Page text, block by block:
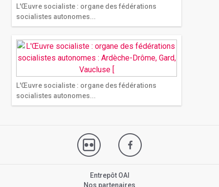
L'Œuvre socialiste : organe des fédérations
socialistes autonomes...
L'Œuvre socialiste : organe des fédérations
socialistes autonomes...
Entrepôt OAI
Nos partenaires